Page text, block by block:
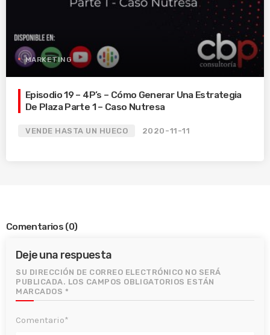
MARKETING
Episodio 19 – 4P’s – Cómo Generar Una Estrategia
De Plaza Parte 1 – Caso Nutresa
VENDE HASTA UN HUECO 2020-11-11
Comentarios (0)
Deje una respuesta
SU DIRECCIÓN DE CORREO ELECTRÓNICO NO SERÁ
PUBLICADA. LOS CAMPOS OBLIGATORIOS ESTÁN
MARCADOS *
Comentario*